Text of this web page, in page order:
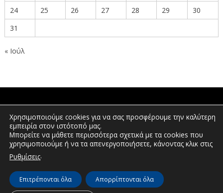
24
25 26 27 28 29
30
31
« Ιούλ
ΠΟΛΙΤΕΣ
ΕΠΕΝΔΥΤΕΣ
© Διεύθυνση Διαφάνειας & Ηλεκτρονικής Διακυβέρνησης | Περιφέρεια
Χρησιμοποιούμε cookies για να σας προσφέρουμε την καλύτερη
εμπειρία στον ιστότοπό μας.
Μπορείτε να μάθετε περισσότερα σχετικά με τα cookies που
χρησιμοποιούμε ή να τα απενεργοποιήσετε, κάνοντας κλικ στις
Ρυθμίσεις.
Επιτρέπονται όλα Απορρίπτονται όλα